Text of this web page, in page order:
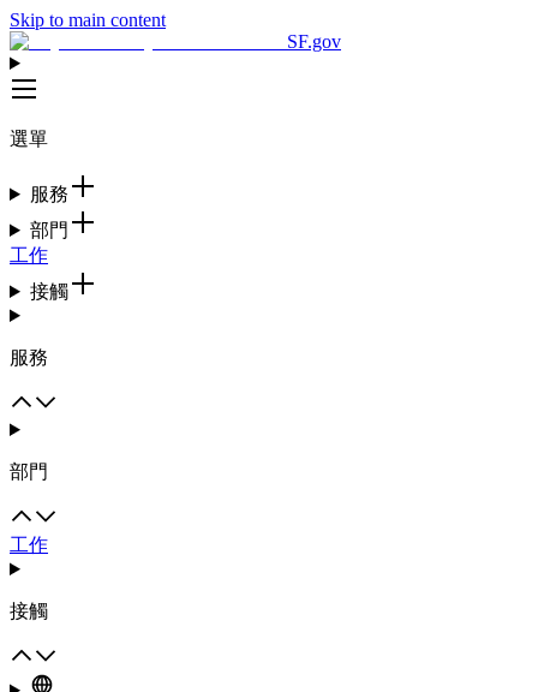
Skip to main content
SF.gov
選單
服務
部門
工作
接觸
服務
部門
工作
接觸